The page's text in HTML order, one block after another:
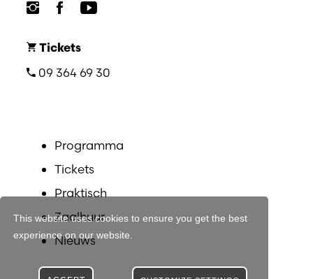
This website uses cookies to ensure you get the best
experience on our website.
Tickets
09 364 69 30
Programma
Tickets
Praktisch
Zaalhuur
Nieuws